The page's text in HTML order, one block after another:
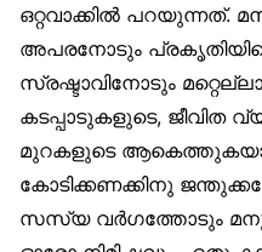
ഒറ്റവാക്കിൽ
അപരനോടും
സ്രഷ്ടാവിനോടും
കടപ്പാടുകളുടെ, ജീവിത
മുറകളുടെ
കോടിക്കണക്കിനു
സസ്യ വർഗത്തോടും